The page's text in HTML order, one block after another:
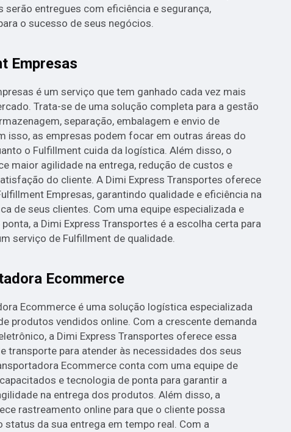
serão entregues com eficiência e segurança,
o sucesso de seus negócios.
Empresas
é um serviço que tem ganhado cada vez mais
Trata-se de uma solução completa para a gestão
separação, embalagem e envio de
isso, as empresas podem focar em outras áreas do
o Fulfillment cuida da logística. Além disso, o
maior agilidade na entrega, redução de custos e
do cliente. A Dimi Express Transportes oferece
Empresas, garantindo qualidade e eficiência na
de seus clientes. Com uma equipe especializada e
a Dimi Express Transportes é a escolha certa para
serviço de Fulfillment de qualidade.
Ecommerce
Ecommerce é uma solução logística especializada
produtos vendidos online. Com a crescente demanda
a Dimi Express Transportes oferece essa
transporte para atender às necessidades dos seus
Ecommerce conta com uma equipe de
e tecnologia de ponta para garantir a
na entrega dos produtos. Além disso, a
rastreamento online para que o cliente possa
status da sua entrega em tempo real. Com a